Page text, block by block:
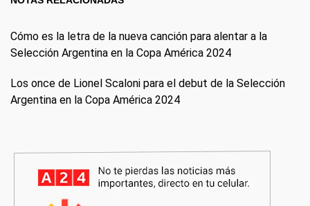
Cómo es la letra de la nueva canción para alentar a la
Selección Argentina en la Copa América 2024
Los once de Lionel Scaloni para el debut de la Selección
Argentina en la Copa América 2024